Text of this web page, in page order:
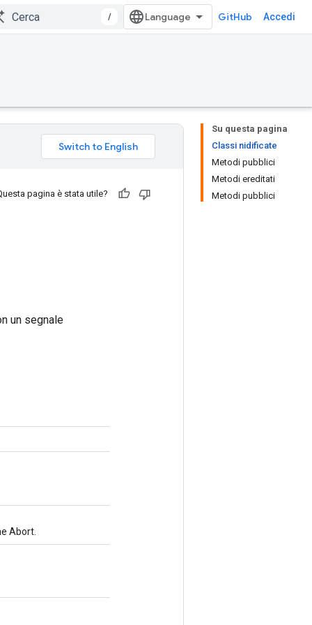
/ GitHub Accedi
Su questa pagina
Classi nidificate
Metodi pubblici
Metodi ereditati
Metodi pubblici
pagina è stata utile?
un segnale
Abort.